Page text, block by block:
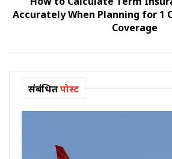
Accurately When Planning for 1
Coverage
संबंधितपोस्ट